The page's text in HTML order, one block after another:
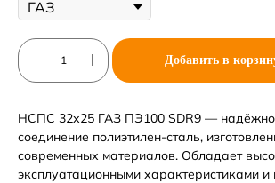
Добавить в
НСПС 32х25 ГАЗ ПЭ100 SDR9 —
соединение полиэтилен-сталь,
современных материалов. Обладает
эксплуатационными характеристиками и